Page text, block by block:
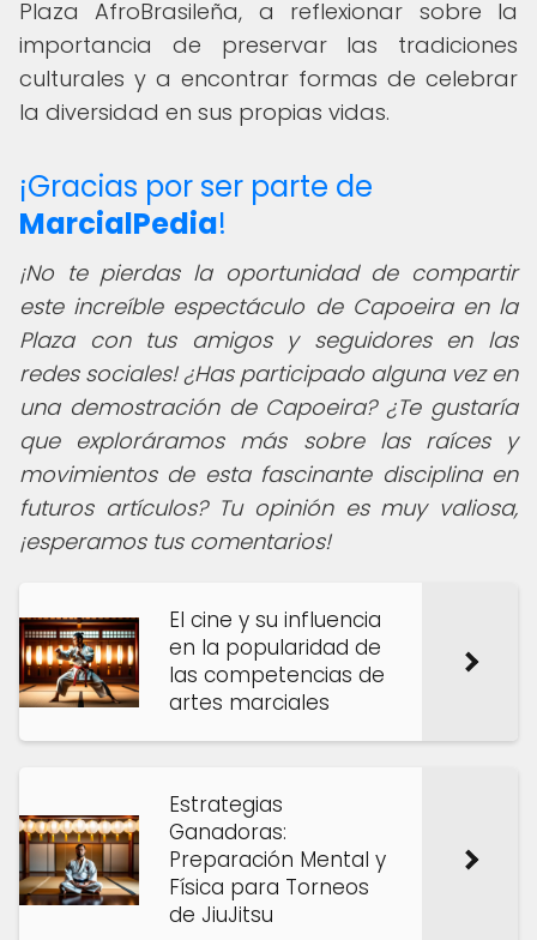
Plaza AfroBrasileña, a reflexionar sobre la
importancia de preservar las tradiciones
culturales y a encontrar formas de celebrar
la diversidad en sus propias vidas.
¡Gracias por ser parte de
MarcialPedia!
¡No te pierdas la oportunidad de compartir
este increíble espectáculo de Capoeira en la
Plaza con tus amigos y seguidores en las
redes sociales! ¿Has participado alguna vez en
una demostración de Capoeira? ¿Te gustaría
que exploráramos más sobre las raíces y
movimientos de esta fascinante disciplina en
futuros artículos? Tu opinión es muy valiosa,
¡esperamos tus comentarios!
El cine y su influencia
en la popularidad de
las competencias de
artes marciales
Estrategias
Ganadoras:
Preparación Mental y
Física para Torneos
de JiuJitsu